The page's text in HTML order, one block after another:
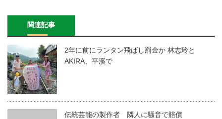
関連記事
2年に前にランタン飛ばし罰金か 林志玲と
AKIRA、平溪で
伝統芸能の製作者 隣人に騒音で賠償